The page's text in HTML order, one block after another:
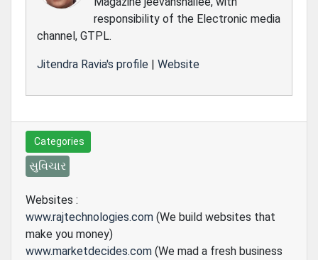
responsibility of the Electronic media
channel, GTPL.
Jitendra Ravia's profile | Website
Categories
સુવિચાર
Websites :
www.rajtechnologies.com (We build websites that
make you money)
www.marketdecides.com (We mad a fresh business